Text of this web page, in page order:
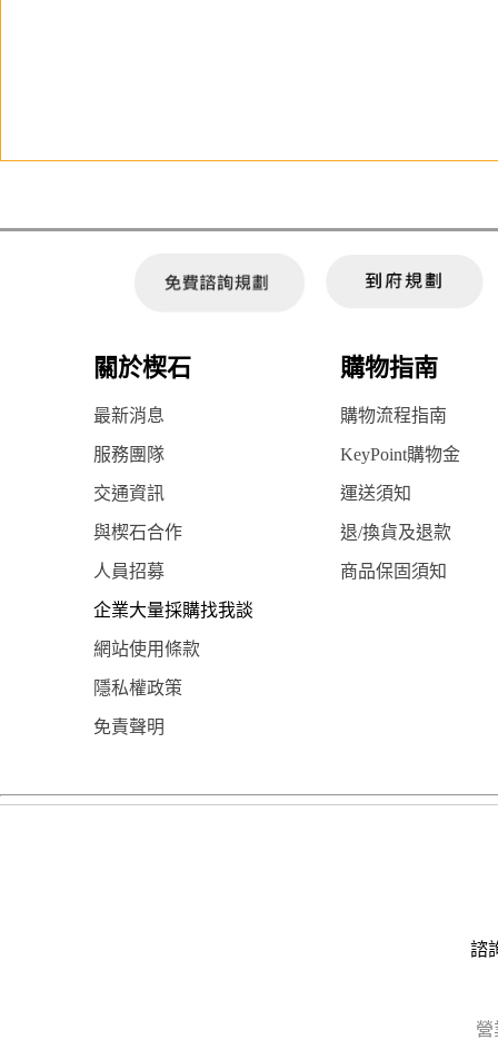
關於楔石 購物指南
最新消息 購物流程指南
服務團隊 KeyPoint購物金
交通資訊 運送須知
與楔石合作 退/換貨及退款
人員招募 商品保固須知
企業大量採購找我談
網站使用條款
隱私權政策
免責聲明
諮
營